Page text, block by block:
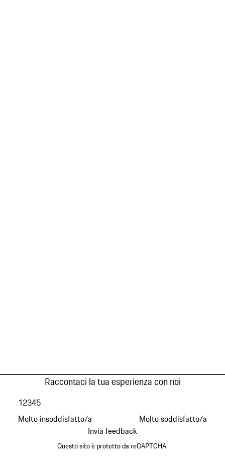
Raccontaci la tua esperienza con noi
Molto insoddisfatto/a
12345
Molto soddisfatto/a
Invia feedback
Questo sito è protetto da reCAPTCHA.